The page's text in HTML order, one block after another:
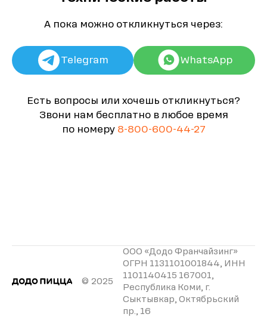
А пока можно откликнуться через:
Telegram WhatsApp
Есть вопросы или хочешь откликнуться?
Звони нам бесплатно в любое время
по номеру 8-800-600-44-27
© 2025
ООО «Додо Франчайзинг»
ОГРН 1131101001844, ИНН
1101140415 167001,
Республика Коми, г.
Сыктывкар, Октябрьский
пр., 16